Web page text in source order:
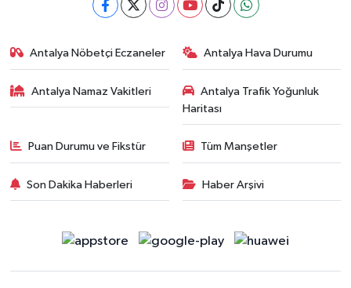
Antalya Nöbetçi Eczaneler Antalya Hava Durumu
Antalya Namaz Vakitleri
Antalya Trafik Yoğunluk
Haritası
Puan Durumu ve Fikstür Tüm Manşetler
Son Dakika Haberleri Haber Arşivi